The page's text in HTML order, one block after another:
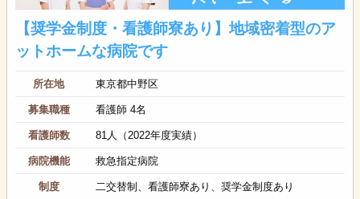
【奨学金制度・看護師寮あり】地域密着型のア
ットホームな病院です
所在地 東京都中野区
募集職種 看護師 4名
看護師数 81人（2022年度実績）
病院機能 救急指定病院
制度 二交替制、看護師寮あり、奨学金制度あり